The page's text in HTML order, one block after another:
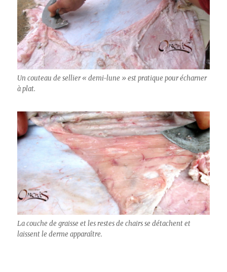
Un couteau de sellier « demi-lune » est pratique pour écharner
à plat.
La couche de graisse et les restes de chairs se détachent et
laissent le derme apparaître.